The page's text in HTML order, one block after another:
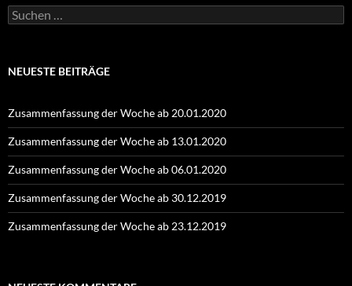
Suchen
nach:
NEUESTE BEITRÄGE
Zusammenfassung der Woche ab 20.01.2020
Zusammenfassung der Woche ab 13.01.2020
Zusammenfassung der Woche ab 06.01.2020
Zusammenfassung der Woche ab 30.12.2019
Zusammenfassung der Woche ab 23.12.2019